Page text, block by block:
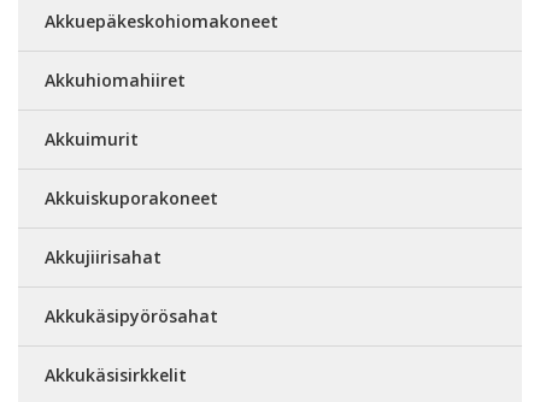
Akkuepäkeskohiomakoneet
Akkuhiomahiiret
Akkuimurit
Akkuiskuporakoneet
Akkujiirisahat
Akkukäsipyörösahat
Akkukäsisirkkelit